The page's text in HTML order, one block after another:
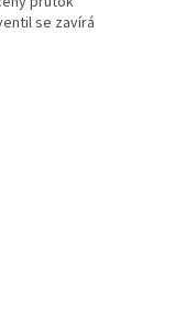
se zavírá